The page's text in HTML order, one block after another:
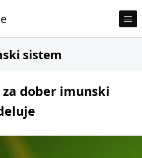
sistem
za dober imunski